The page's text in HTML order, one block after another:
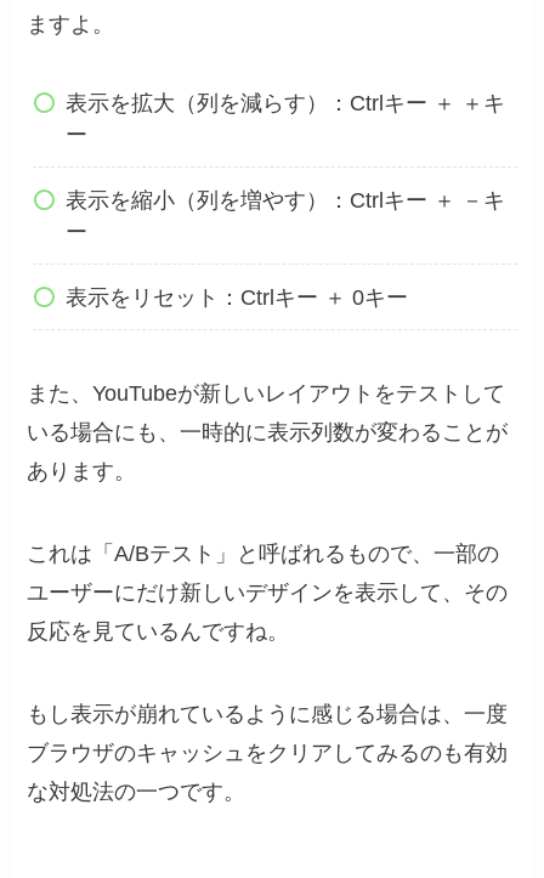
ますよ。
表示を拡大（列を減らす）：Ctrlキー ＋ ＋キ
ー
表示を縮小（列を増やす）：Ctrlキー ＋ －キ
ー
表示をリセット：Ctrlキー ＋ 0キー
また、YouTubeが新しいレイアウトをテストして
いる場合にも、一時的に表示列数が変わることが
あります。
これは「A/Bテスト」と呼ばれるもので、一部の
ユーザーにだけ新しいデザインを表示して、その
反応を見ているんですね。
もし表示が崩れているように感じる場合は、一度
ブラウザのキャッシュをクリアしてみるのも有効
な対処法の一つです。